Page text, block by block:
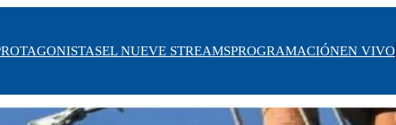
EL NUEVE STREAMSPROGRAMACIÓNEN VIVO